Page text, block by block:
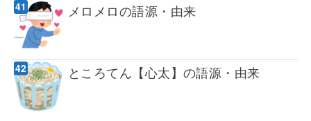
メロメロの語源・由来
ところてん【心太】の語源・由来